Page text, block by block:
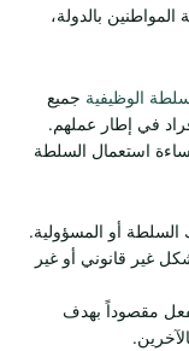
بالدولة،
الوظيفية جميع
في إطار عملهم.
استعمال السلطة
أو المسؤولية.
غير قانوني أو غير
مقصوداً بهدف